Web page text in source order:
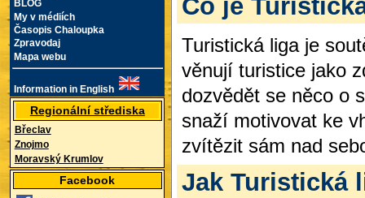
Co je
Turistická liga je
věnují turistice jako
dozvědět se něco o
snaží motivovat ke
zvítězit sám nad
Jak Turistická
BLOG
My v médiích
Časopis Chaloupka
Zpravodaj
Mapa webu
Information in English
Regionální střediska
Břeclav
Znojmo
Moravský Krumlov
Facebook